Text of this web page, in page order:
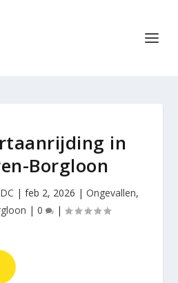
in
Borgloon
| feb 2, 2026 | Ongevallen,
| 0 |